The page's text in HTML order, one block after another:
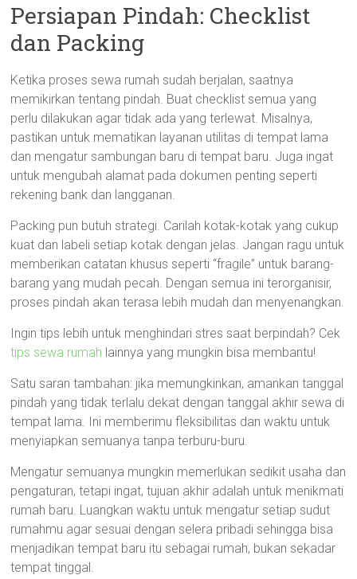
Persiapan Pindah: Checklist
dan Packing
Ketika proses sewa rumah sudah berjalan, saatnya
memikirkan tentang pindah. Buat checklist semua yang
perlu dilakukan agar tidak ada yang terlewat. Misalnya,
pastikan untuk mematikan layanan utilitas di tempat lama
dan mengatur sambungan baru di tempat baru. Juga ingat
untuk mengubah alamat pada dokumen penting seperti
rekening bank dan langganan.
Packing pun butuh strategi. Carilah kotak-kotak yang cukup
kuat dan labeli setiap kotak dengan jelas. Jangan ragu untuk
memberikan catatan khusus seperti “fragile” untuk barang-
barang yang mudah pecah. Dengan semua ini terorganisir,
proses pindah akan terasa lebih mudah dan menyenangkan.
Ingin tips lebih untuk menghindari stres saat berpindah? Cek
tips sewa rumah lainnya yang mungkin bisa membantu!
Satu saran tambahan: jika memungkinkan, amankan tanggal
pindah yang tidak terlalu dekat dengan tanggal akhir sewa di
tempat lama. Ini memberimu fleksibilitas dan waktu untuk
menyiapkan semuanya tanpa terburu-buru.
Mengatur semuanya mungkin memerlukan sedikit usaha dan
pengaturan, tetapi ingat, tujuan akhir adalah untuk menikmati
rumah baru. Luangkan waktu untuk mengatur setiap sudut
rumahmu agar sesuai dengan selera pribadi sehingga bisa
menjadikan tempat baru itu sebagai rumah, bukan sekadar
tempat tinggal.